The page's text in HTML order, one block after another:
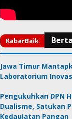
Jawa Timur
Laboratorium
Pengukuhkan DPN
Dualisme, Satukan
Kedaulatan Pangan